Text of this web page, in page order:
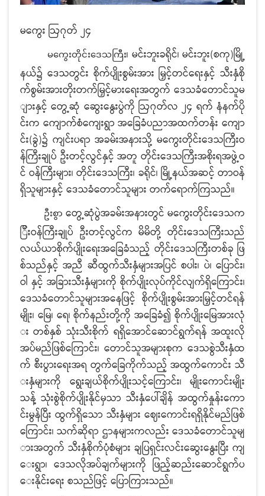
မကွေး ဩဂုတ် ၂၄
မကွေးတိုင်းဒေသကြီး၊ မင်းဘူးခရိုင်၊ မင်းဘူး(စကု)မြို့
နယ်၌ ဒေသတွင်း စိုက်ပျိုးစွမ်းအား မြှင့်တင်ရေးနှင့် သီးနှံစို
က်စွမ်းအားတိုးတက်မြှင့်မားရေးအတွက် ဒေသခံတောင်သူမ
ျားနှင့် တွေ့ဆုံ ဆွေးနွေးပွဲကို ဩဂုတ်လ ၂၄ ရက် နံနက်ပို
င်းက ကျောက်စံကျေးရွာ အခြေခံပညာအထက်တန်း ကျော
င်း(ခွဲ)၌ ကျင်းပရာ အခမ်းအနားသို့ မကွေးတိုင်းဒေသကြီးဝ
န်ကြီးချုပ် ဦးတင့်လွင်နှင့် အတူ တိုင်းဒေသကြီးအစိုးရအဖွဲ့ဝ
င် ဝန်ကြီးများ၊ တိုင်းဒေသကြီး၊ ခရိုင်၊ မြို့နယ်အဆင့် တာဝန်
ရှိသူများနှင့် ဒေသခံတောင်သူများ တက်ရောက်ကြသည်။
ဦးစွာ တွေ့ဆုံပွဲအခမ်းအနားတွင် မကွေးတိုင်းဒေသက
ြီးဝန်ကြီးချုပ် ဦးတင့်လွင်က မိမိတို့ တိုင်းဒေသကြီးသည်
လယ်ယာစိုက်ပျိုးရေးအခြေခံသည့် တိုင်းဒေသကြီးတစ်ခု ဖြ
စ်သည်နှင့် အညီ ဆီထွက်သီးနှံများအပြင် စပါး၊ ပဲ၊ ပြောင်း၊
ဝါ နှင့် အခြားသီးနှံများကို စိုက်ပျိုးလုပ်ကိုင်လျက်ရှိကြောင်း၊
ဒေသခံတောင်သူများအနေဖြင့် စိုက်ပျိုးစွမ်းအားမြှင့်တင်ရန်
မျိုး၊ မြေ၊ ရေ၊ စိုက်နည်းတို့ကို အခြေခံ၍ စိုက်ပျိုးမြေအားလုံ
း တစ်နှစ် သုံးသီးစိုက် ရရှိအောင်ဆောင်ရွက်ရန် အထူးလို
အပ်မည်ဖြစ်ကြောင်း၊ တောင်သူအများစုက ဒေသစွဲသီးနှံထ
က် စီးပွားရေးအရ တွက်ခြေကိုက်သည့် အထွက်ကောင်း သီ
းနှံများကို ရွေးချယ်စိုက်ပျိုးသင့်ကြောင်း၊ မျိုးကောင်းမျိုး
သန့် သုံးစွဲစိုက်ပျိုးနိုင်မှသာ သီးနှံပေါ်ချိန် အထွက်နှုန်းကော
င်းမွန်ပြီး ထွက်ရှိသော သီးနှံများ ဈေးကောင်းရရှိနိုင်မည်ဖြစ်
ကြောင်း၊ သက်ဆိုရာ ဌာနများကလည်း ဒေသခံတောင်သူမျ
ားအတွက် သီးနှံစိုက်ပုံစံများ ချပြရှင်းလင်းဆွေးနွေးပြီး ကျ
ေးရွာ၊ ဒေသလိုအပ်ချက်များကို ဖြည့်ဆည်းဆောင်ရွက်ပ
ေးနိုင်းရေး စသည်ဖြင့် ပြောကြားသည်။